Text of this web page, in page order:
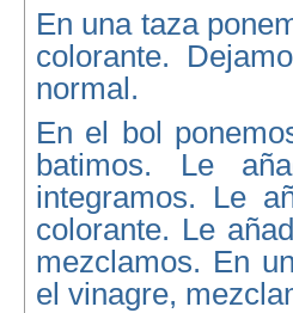
En una taza
colorante.
normal.
En el bol
batimos. Le
integramos. Le
colorante. Le
mezclamos. En
el vinagre,